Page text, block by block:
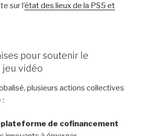
sur l’état des lieux de la PS5 et
pour soutenir le
jeu vidéo
plusieurs actions collectives
:
plateforme de cofinancement